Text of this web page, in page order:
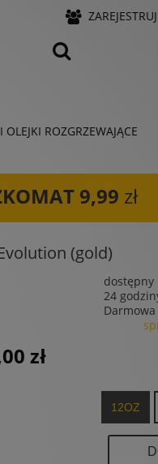
OLEJKI ROZGRZEWAJĄCE
9,99 zł
Evolution (gold)
dostępny
24
Darmowa
zawiera ewentualnych kosztów
zł
12OZ